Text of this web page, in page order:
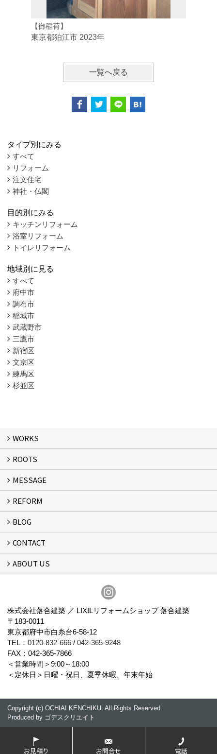
【御稲荷】
東京都狛江市 2023年
一覧へ戻る
タイプ別にみる
すべて
リフォーム
注文住宅
神社・仏閣
目的別にみる
キッチンリフォーム
浴室リフォーム
トイレリフォーム
地域別に見る
すべて
府中市
調布市
稲城市
武蔵野市
三鷹市
新宿区
文京区
練馬区
杉並区
WORKS
WORKS
ROOTS
ROOTS
MESSAGE
MESSAGE
FLOW
REFORM
リフォーム
BLOG
スタッフブログ
CONTACT
フォームで問い合わせる
ABOUT US
株式会社落合建築 ／ LIXILリフォームショップ 落合建築
〒183-0011
東京都府中市白糸台6-58-12
TEL： 0120-832-666 / 042-365-9248
FAX：042-365-7866
＜営業時間＞9:00～18:00
＜定休日＞日曜・祝日、夏季休暇、年末年始
Copyright (c) OCHIAI KENCHIKU. All Rights Reserved.
Produced by ゴデスクリエイト
お見積り お問合せ 電話